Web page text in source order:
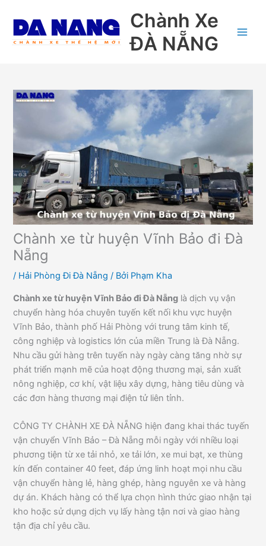
Chành Xe
ĐÀ NẴNG
Chành xe từ huyện Vĩnh Bảo đi Đà
Nẵng
/ Hải Phòng Đi Đà Nẵng / Bởi Phạm Kha
Chành xe từ huyện Vĩnh Bảo đi Đà Nẵng là dịch vụ vận
chuyển hàng hóa chuyên tuyến kết nối khu vực huyện
Vĩnh Bảo, thành phố Hải Phòng với trung tâm kinh tế,
công nghiệp và logistics lớn của miền Trung là Đà Nẵng.
Nhu cầu gửi hàng trên tuyến này ngày càng tăng nhờ sự
phát triển mạnh mẽ của hoạt động thương mại, sản xuất
nông nghiệp, cơ khí, vật liệu xây dựng, hàng tiêu dùng và
các đơn hàng thương mại điện tử liên tỉnh.
CÔNG TY CHÀNH XE ĐÀ NẴNG hiện đang khai thác tuyến
vận chuyển Vĩnh Bảo – Đà Nẵng mỗi ngày với nhiều loại
phương tiện từ xe tải nhỏ, xe tải lớn, xe mui bạt, xe thùng
kín đến container 40 feet, đáp ứng linh hoạt mọi nhu cầu
vận chuyển hàng lẻ, hàng ghép, hàng nguyên xe và hàng
dự án. Khách hàng có thể lựa chọn hình thức giao nhận tại
kho hoặc sử dụng dịch vụ lấy hàng tận nơi và giao hàng
tận địa chỉ yêu cầu.